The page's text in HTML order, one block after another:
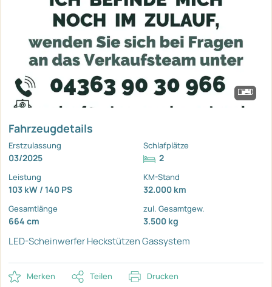
Fahrzeugdetails
Erstzulassung
03/2025
Schlafplätze
2
Leistung
103 kW / 140 PS
KM-Stand
32.000 km
Gesamtlänge
664 cm
zul. Gesamtgew.
3.500 kg
LED-ScheinwerferHeckstützenGassystem
Merken Teilen Drucken